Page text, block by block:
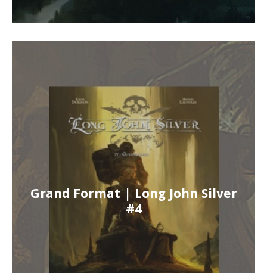
Grand Format | Long John Silver
#4